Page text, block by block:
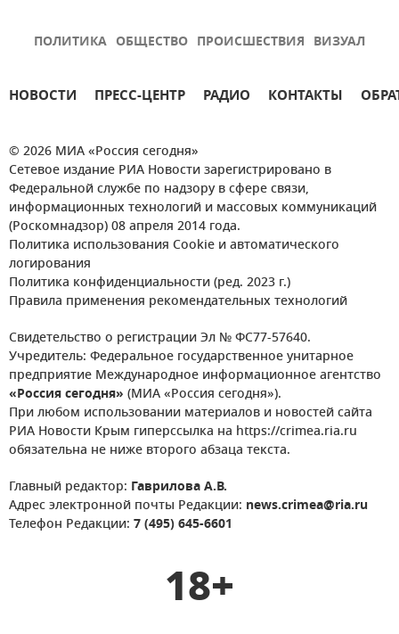
ПОЛИТИКА ОБЩЕСТВО ПРОИСШЕСТВИЯ ВИЗУАЛ
НОВОСТИ ПРЕСС-ЦЕНТР РАДИО КОНТАКТЫ
© 2026 МИА «Россия сегодня»
Сетевое издание РИА Новости зарегистрировано в
Федеральной службе по надзору в сфере связи,
информационных технологий и массовых коммуникаций
(Роскомнадзор) 08 апреля 2014 года.
Политика использования Cookie и автоматического
логирования
Политика конфиденциальности (ред. 2023 г.)
Правила применения рекомендательных технологий
Свидетельство о регистрации Эл № ФС77-57640.
Учредитель: Федеральное государственное унитарное
предприятие Международное информационное агентство
«Россия сегодня» (МИА «Россия сегодня»).
При любом использовании материалов и новостей сайта
РИА Новости Крым гиперссылка на https://crimea.ria.ru
обязательна не ниже второго абзаца текста.
Главный редактор: Гаврилова А.В.
Адрес электронной почты Редакции: news.crimea@ria.ru
Телефон Редакции: 7 (495) 645-6601
18+